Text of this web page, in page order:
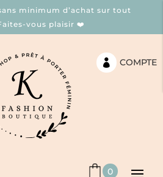
minimum d’achat sur tout
vous plaisir ❤️
 COMPTE
0